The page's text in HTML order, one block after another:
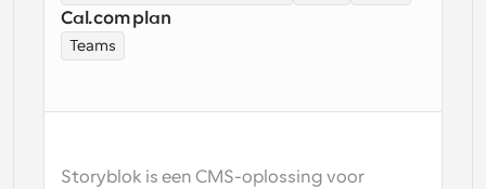
Instant Vergaderingen
Ontmoet cliënten binnen enkele minuten
Boek naadloos vergaderingen met meerdere mensen
Storyblok is een CMS-oplossing voor
Cal.com plan
Teams